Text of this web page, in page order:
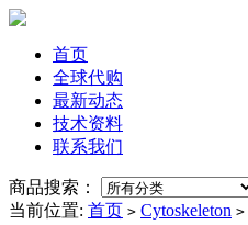
首页
全球代购
最新动态
技术资料
联系我们
商品搜索：
当前位置: 首页 > Cytoskeleton >